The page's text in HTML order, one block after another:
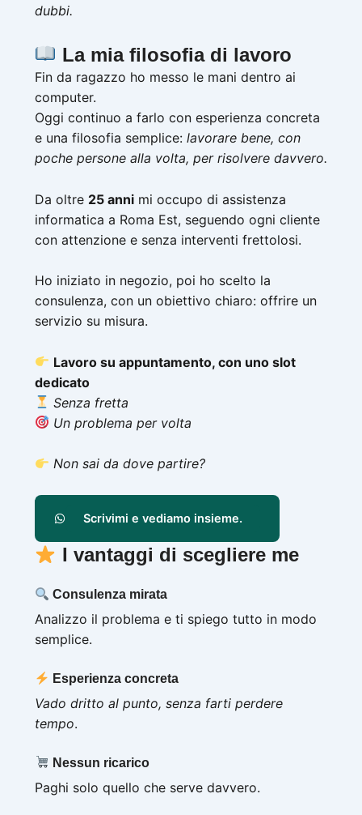
dubbi.
La mia filosofia di lavoro
Fin da ragazzo ho messo le mani dentro ai
computer.
Oggi continuo a farlo con esperienza concreta
e una filosofia semplice: lavorare bene, con
poche persone alla volta, per risolvere davvero.
Da oltre 25 annimi occupo di assistenza
informatica a Roma Est, seguendo ogni cliente
con attenzione e senza interventi frettolosi.
Ho iniziato in negozio, poi ho scelto la
consulenza, con un obiettivo chiaro: offrire un
servizio su misura.
Lavoro su appuntamento, con uno slot
dedicato
Senza fretta
Un problema per volta
Non sai da dove partire?
Scrivimi e vediamo insieme.
I vantaggi di scegliere me
Consulenza mirata
Analizzo il problema e ti spiego tutto in modo
semplice.
Esperienza concreta
Vado dritto al punto, senza farti perdere
tempo.
Nessun ricarico
Paghi solo quello che serve davvero.